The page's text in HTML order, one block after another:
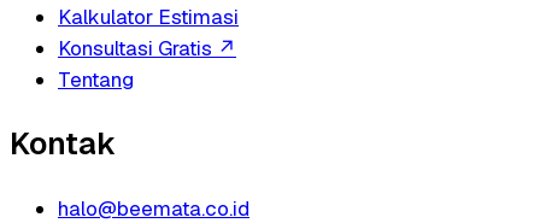
Kalkulator Estimasi
Konsultasi Gratis ↗
Tentang
Kontak
halo@beemata.co.id